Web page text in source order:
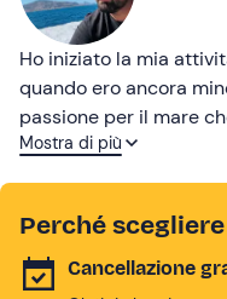
Ho iniziato la mia
quando ero ancora
passione per il mare
scelto di avviare la mia
mare talmente
visiti. L’amore per il
ad avere un occhio di
Mostra di più
Perché
Cancellazione